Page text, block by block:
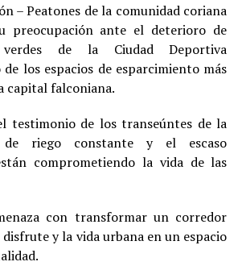
– Peatones de la comunidad coriana
preocupación ante el deterioro de
verdes de la Ciudad Deportiva
los espacios de esparcimiento más
capital falconiana.
testimonio de los transeúntes de la
riego constante y el escaso
comprometiendo la vida de las
con transformar un corredor
y la vida urbana en un espacio